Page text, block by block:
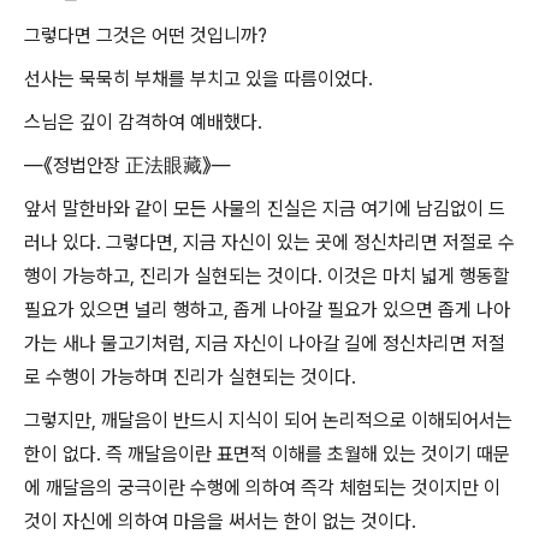
그렇다면 그것은 어떤 것입니까?
선사는 묵묵히 부채를 부치고 있을 따름이었다.
스님은 깊이 감격하여 예배했다.
―《정법안장 正法眼藏》―
앞서 말한바와 같이 모든 사물의 진실은 지금 여기에 남김없이 드
러나 있다. 그렇다면, 지금 자신이 있는 곳에 정신차리면 저절로 수
행이 가능하고, 진리가 실현되는 것이다. 이것은 마치 넓게 행동할
필요가 있으면 널리 행하고, 좁게 나아갈 필요가 있으면 좁게 나아
가는 새나 물고기처럼, 지금 자신이 나아갈 길에 정신차리면 저절
로 수행이 가능하며 진리가 실현되는 것이다.
그렇지만, 깨달음이 반드시 지식이 되어 논리적으로 이해되어서는
한이 없다. 즉 깨달음이란 표면적 이해를 초월해 있는 것이기 때문
에 깨달음의 궁극이란 수행에 의하여 즉각 체험되는 것이지만 이
것이 자신에 의하여 마음을 써서는 한이 없는 것이다.